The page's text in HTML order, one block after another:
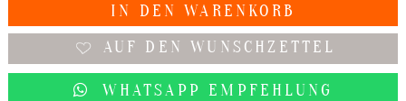
IN DEN WARENKORB
AUF DEN WUNSCHZETTEL
WHATSAPP EMPFEHLUNG